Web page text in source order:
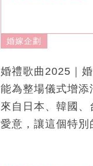
婚嫁企劃
婚禮歌曲2025｜
能為整場儀式增
來自日本、韓國
愛意，讓這個特別